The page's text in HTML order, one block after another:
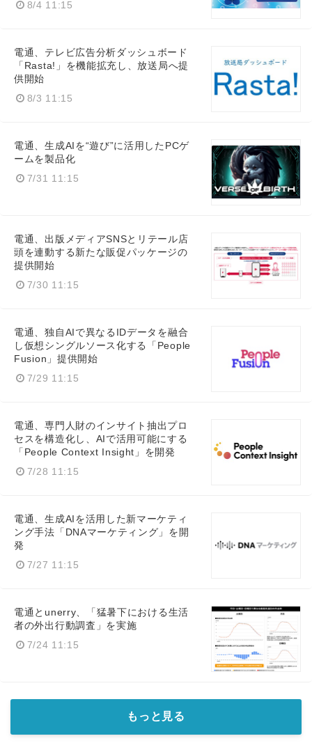
8/4 11:15
電通、テレビ広告分析ダッシュボード
「Rasta!」を機能拡充し、放送局へ提
供開始
8/3 11:15
電通、生成AIを“遊び”に活用したPCゲ
ームを製品化
7/31 11:15
電通、出版メディアSNSとリテール店
頭を連動する新たな販促パッケージの
提供開始
7/30 11:15
電通、独自AIで異なるIDデータを融合
し仮想シングルソース化する「People
Fusion」提供開始
7/29 11:15
電通、専門人財のインサイト抽出プロ
セスを構造化し、AIで活用可能にする
「People Context Insight」を開発
7/28 11:15
電通、生成AIを活用した新マーケティ
ング手法「DNAマーケティング」を開
発
7/27 11:15
電通とunerry、「猛暑下における生活
者の外出行動調査」を実施
7/24 11:15
もっと見る